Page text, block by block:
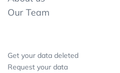
Our Team
Get your data deleted
Request your data